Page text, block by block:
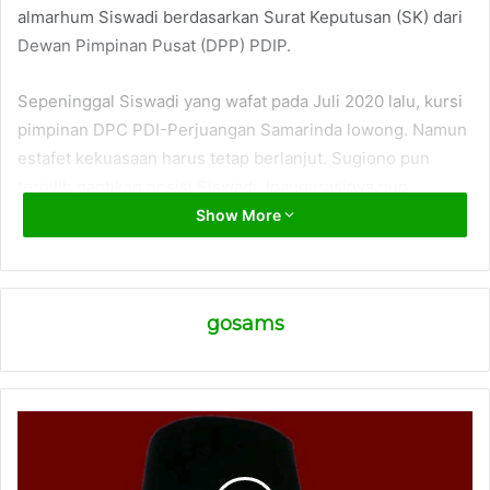
almarhum Siswadi berdasarkan Surat Keputusan (SK) dari
Dewan Pimpinan Pusat (DPP) PDIP.
Sepeninggal Siswadi yang wafat pada Juli 2020 lalu, kursi
pimpinan DPC PDI-Perjuangan Samarinda lowong. Namun
estafet kekuasaan harus tetap berlanjut. Sugiono pun
dilakukan secara online akibat pandemi Covid 19.
“Saya hanya menjalankan tugas yang diamanatlan kepada
harus melanjutkan. Dan sesuai mekanismenya tentu kita
Sebelumnya, politisi Kepala banteng ini juga telah diangkat
sebagai ketua DPC PDI Perjuangan yang juga
menggantika almarhum Siswadi Oleh DPP PDI
Show More
gosams